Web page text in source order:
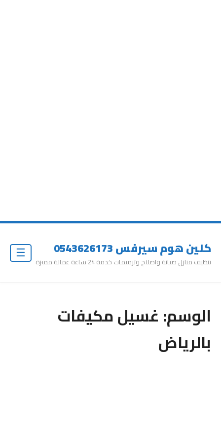
كلين هوم سيرفس 0543626173
تنظيف منازل صيانة واصلاح وترميمات خدمة 24 ساعة عمالة مميزة
الوسم:غسيل مكيفات
بالرياض